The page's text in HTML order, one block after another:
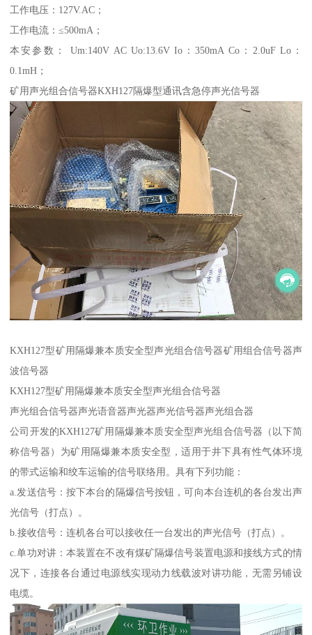
工作电压：127V.AC；
工作电流：≤500mA；
本安参数： Um:140V AC Uo:13.6V Io：350mA Co：2.0uF Lo：
0.1mH；
矿用声光组合信号器KXH127隔爆型通讯含急停声光信号器
KXH127型矿用隔爆兼本质安全型声光组合信号器矿用组合信号器声
波信号器
KXH127型矿用隔爆兼本质安全型声光组合信号器
声光组合信号器声光语音器声光器声光信号器声光组合器
公司开发的KXH127矿用隔爆兼本质安全型声光组合信号器（以下简
称信号器）为矿用隔爆兼本质安全型，适用于井下具有性气体环境
的带式运输和绞车运输的信号联络用。具有下列功能：
a.发送信号：按下本台的隔爆信号按钮，可向本台连机的各台发出声
光信号（打点）。
b.接收信号：连机各台可以接收任一台发出的声光信号（打点）。
c.单功对讲：本装置在不改有煤矿隔爆信号装置电源和接线方式的情
况下，连接各台通过电源线实现动力线载波对讲功能，无需另铺设
电缆。